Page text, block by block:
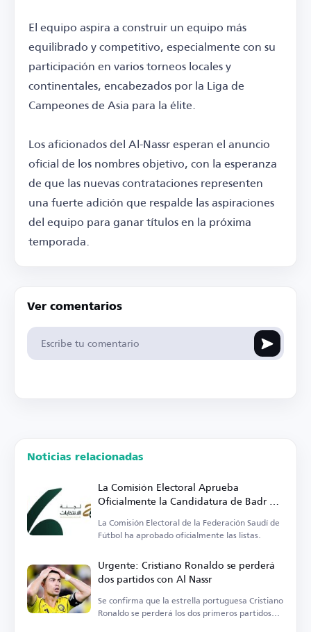
El equipo aspira a construir un equipo más
equilibrado y competitivo, especialmente con su
participación en varios torneos locales y
continentales, encabezados por la Liga de
Campeones de Asia para la élite.
Los aficionados del Al-Nassr esperan el anuncio
oficial de los nombres objetivo, con la esperanza
de que las nuevas contrataciones representen
una fuerte adición que respalde las aspiraciones
del equipo para ganar títulos en la próxima
temporada.
Ver comentarios
Noticias relacionadas
La Comisión Electoral Aprueba
Oficialmente la Candidatura de Badr Al-
Raziza para la Presidencia de la
Federación Saudí de Fútbol
La Comisión Electoral de la Federación Saudí de
Fútbol ha aprobado oficialmente las listas.
Urgente: Cristiano Ronaldo se perderá
dos partidos con Al Nassr
Se confirma que la estrella portuguesa Cristiano
Ronaldo se perderá los dos primeros partidos